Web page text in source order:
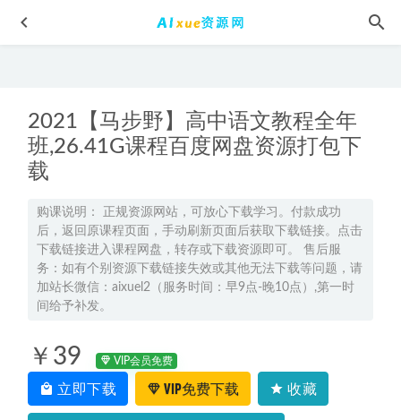
2021【马步野】高中语文教程全年
班,26.41G课程百度网盘资源打包下
载
购课说明： 正规资源网站，可放心下载学习。付款成功
后，返回原课程页面，手动刷新页面后获取下载链接。点击
下载链接进入课程网盘，转存或下载资源即可。 售后服
务：如有个别资源下载链接失效或其他无法下载等问题，请
加站长微信：aixuel2（服务时间：早9点-晚10点）,第一时
间给予补发。
￥39 VIP会员免费
立即下载 VIP免费下载 收藏
2025祖少磊高三数学a秋季班一轮复习网课教程 2024-09-14
23年高中化学网课教程2023成功高一化学视频教程+讲义（暑
假班+秋季班） 2023-02-16
高中历史网课分享22年段北辰高考历史教学视频 2022-10-20
新东方2024陶然高三英语二三轮复习寒春班
2025高三地理一轮复习暑假班+秋季班